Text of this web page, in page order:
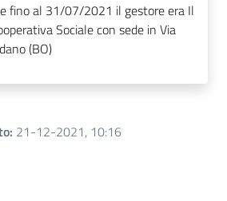
fino al 31/07/2021 il gestore era Il
Sociale con sede in Via
(BO)
: 21-12-2021, 10:16